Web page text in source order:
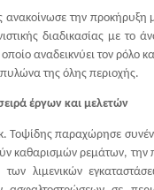
την προκήρυξη
διαδικασίας με
αναδεικνύει τον ρόλο
της όλης περιοχής.
έργων και μελετών
Τοψίδης παραχώρησε
καθαρισμών ρεμάτων,
λιμενικών